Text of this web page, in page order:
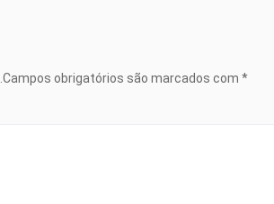
Campos obrigatórios são marcados com *